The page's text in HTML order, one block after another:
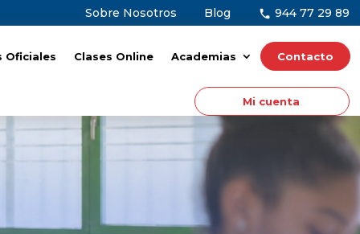
Sobre Nosotros Blog 944 77 29 89
Oficiales Clases Online Academias Contacto
‎ ‎ ‎ ‎ ‎‎ ‎ ‎ ‎ ‎‎ ‎ ‎ Mi cuenta‎ ‎ ‎ ‎ ‎‎ ‎‎ ‎ ‎‎ ‎ ‎
Oficiales Clases Online Academias Contacto
‎ ‎ ‎ ‎ ‎‎ ‎ ‎ ‎ ‎‎ ‎ ‎ Mi cuenta‎ ‎ ‎ ‎ ‎‎ ‎‎ ‎ ‎‎ ‎ ‎